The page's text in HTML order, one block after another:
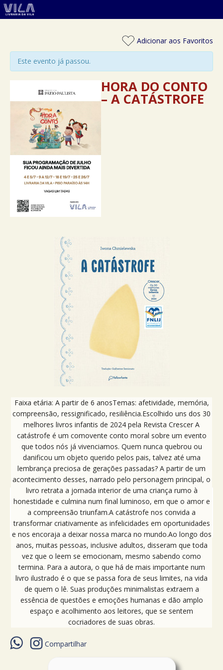
Adicionar aos Favoritos
Este evento já passou.
HORA DO CONTO
– A CATÁSTROFE
Faixa etária: A partir de 6 anosTemas: afetividade, memória,
compreensão, ressignificado, resiliência.Escolhido uns dos 30
melhores livros infantis de 2024 pela Revista Crescer A
catástrofe é um comovente conto moral sobre um evento
que todos nós já vivenciamos. Quem nunca quebrou ou
danificou um objeto querido pelos pais, talvez até uma
lembrança preciosa de gerações passadas? A partir de um
acontecimento desses, narrado pelo personagem principal, o
livro retrata a jornada interior de uma criança rumo à
honestidade e culmina num final luminoso, em que o amor e
a compreensão triunfam.A catástrofe nos convida a
transformar criativamente as infelicidades em oportunidades
e nos encoraja a deixar nossa marca no mundo.Ao longo dos
anos, muitas pessoas, inclusive adultos, disseram que toda
vez que o leem se emocionam, mesmo sabendo como
termina. Para a autora, o que há de mais importante num
livro ilustrado é o que se passa fora de seus limites, na vida
de quem o lê. Suas produções minimalistas extraem a
essência de questões e emoções humanas e dão amplo
espaço e acolhimento aos leitores, que se sentem
cocriadores de suas obras.
Compartilhar